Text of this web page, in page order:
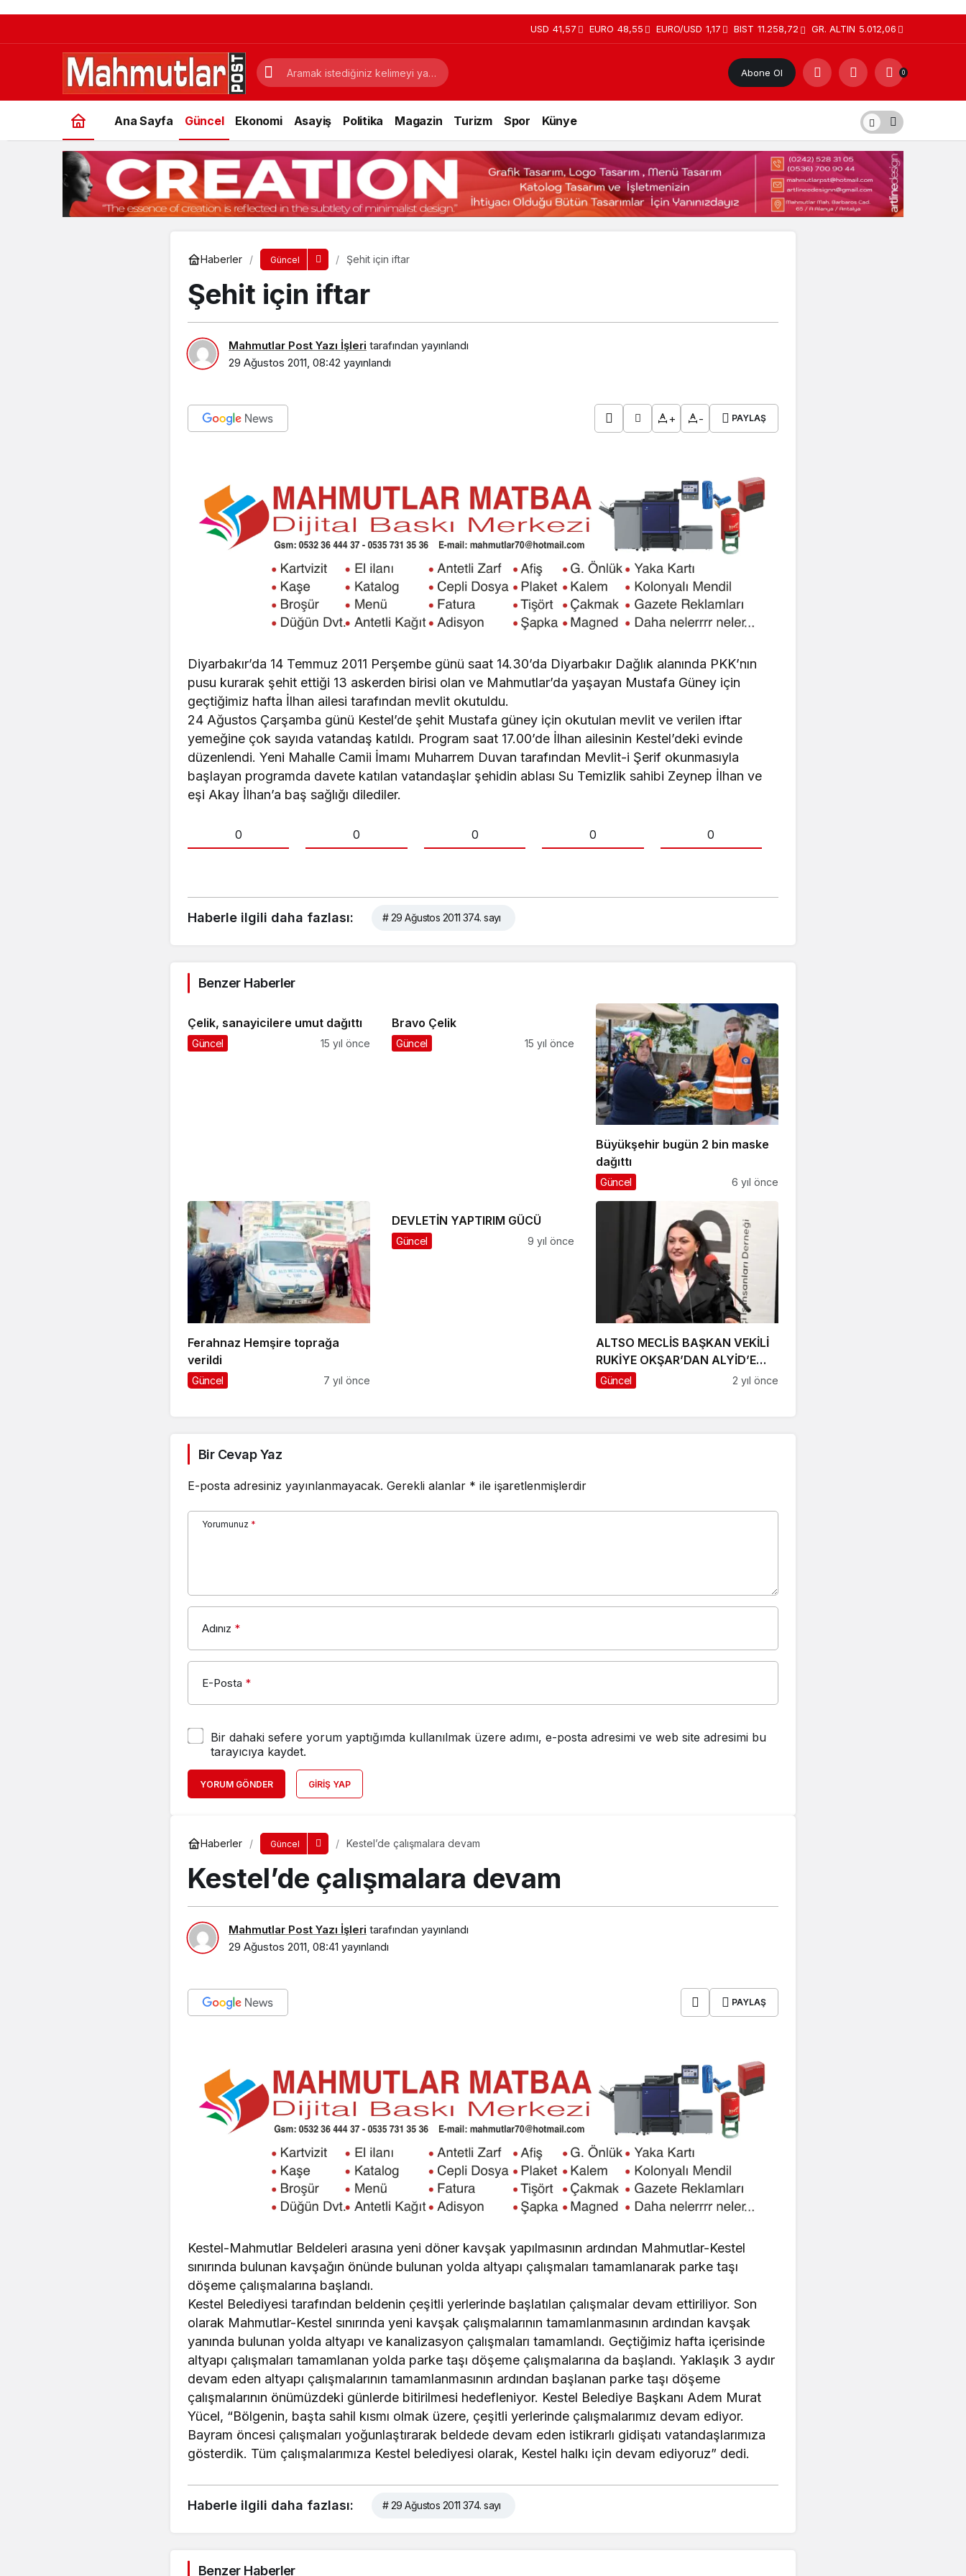
USD 41,57 EURO 48,55 EURO/USD 1,17 BIST 11.258,72 GR. ALTIN 5.012,06
Abone Ol 0
Ana Sayfa Güncel Ekonomi Asayiş Politika Magazin Turizm Spor Künye
Haberler Güncel Şehit için iftar
Şehit için iftar
Mahmutlar Post Yazı İşleri tarafından yayınlandı
29 Ağustos 2011, 08:42 yayınlandı
+ - PAYLAŞ
Diyarbakır’da 14 Temmuz 2011 Perşembe günü saat 14.30’da Diyarbakır Dağlık alanında PKK’nın
pusu kurarak şehit ettiği 13 askerden birisi olan ve Mahmutlar’da yaşayan Mustafa Güney için
geçtiğimiz hafta İlhan ailesi tarafından mevlit okutuldu.
24 Ağustos Çarşamba günü Kestel’de şehit Mustafa güney için okutulan mevlit ve verilen iftar
yemeğine çok sayıda vatandaş katıldı. Program saat 17.00’de İlhan ailesinin Kestel’deki evinde
düzenlendi. Yeni Mahalle Camii İmamı Muharrem Duvan tarafından Mevlit-i Şerif okunmasıyla
başlayan programda davete katılan vatandaşlar şehidin ablası Su Temizlik sahibi Zeynep İlhan ve
eşi Akay İlhan’a baş sağlığı dilediler.
0 0 0 0 0
Haberle ilgili daha fazlası: # 29 Ağustos 2011 374. sayı
Benzer Haberler
Çelik, sanayicilere umut dağıttı
Güncel 15 yıl önce
Bravo Çelik
Güncel 15 yıl önce
Büyükşehir bugün 2 bin maske
dağıttı
Güncel 6 yıl önce
Ferahnaz Hemşire toprağa
verildi
Güncel 7 yıl önce
DEVLETİN YAPTIRIM GÜCÜ
Güncel 9 yıl önce
ALTSO MECLİS BAŞKAN VEKİLİ
RUKİYE OKŞAR’DAN ALYİD’E
TEŞEKKÜR!
Güncel 2 yıl önce
Bir Cevap Yaz
E-posta adresiniz yayınlanmayacak. Gerekli alanlar * ile işaretlenmişlerdir
Yorumunuz *
Adınız *
E-Posta *
Bir dahaki sefere yorum yaptığımda kullanılmak üzere adımı, e-posta adresimi ve web site adresimi bu
tarayıcıya kaydet.
YORUM GÖNDER GIRIŞ YAP
Haberler Güncel Kestel’de çalışmalara devam
Kestel’de çalışmalara devam
Mahmutlar Post Yazı İşleri tarafından yayınlandı
29 Ağustos 2011, 08:41 yayınlandı
PAYLAŞ
Kestel-Mahmutlar Beldeleri arasına yeni döner kavşak yapılmasının ardından Mahmutlar-Kestel
sınırında bulunan kavşağın önünde bulunan yolda altyapı çalışmaları tamamlanarak parke taşı
döşeme çalışmalarına başlandı.
Kestel Belediyesi tarafından beldenin çeşitli yerlerinde başlatılan çalışmalar devam ettiriliyor. Son
olarak Mahmutlar-Kestel sınırında yeni kavşak çalışmalarının tamamlanmasının ardından kavşak
yanında bulunan yolda altyapı ve kanalizasyon çalışmaları tamamlandı. Geçtiğimiz hafta içerisinde
altyapı çalışmaları tamamlanan yolda parke taşı döşeme çalışmalarına da başlandı. Yaklaşık 3 aydır
devam eden altyapı çalışmalarının tamamlanmasının ardından başlanan parke taşı döşeme
çalışmalarının önümüzdeki günlerde bitirilmesi hedefleniyor. Kestel Belediye Başkanı Adem Murat
Yücel, “Bölgenin, başta sahil kısmı olmak üzere, çeşitli yerlerinde çalışmalarımız devam ediyor.
Bayram öncesi çalışmaları yoğunlaştırarak beldede devam eden istikrarlı gidişatı vatandaşlarımıza
gösterdik. Tüm çalışmalarımıza Kestel belediyesi olarak, Kestel halkı için devam ediyoruz” dedi.
Haberle ilgili daha fazlası: # 29 Ağustos 2011 374. sayı
Benzer Haberler